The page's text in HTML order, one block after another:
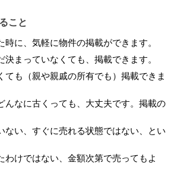
こと
に、気軽に物件の掲載ができます。
まっていなくても、掲載できます。
ても（親や親戚の所有でも）掲載できま
んなに古くっても、大丈夫です。掲載の
ない、すぐに売れる状態ではない、とい
わけではない、金額次第で売ってもよ